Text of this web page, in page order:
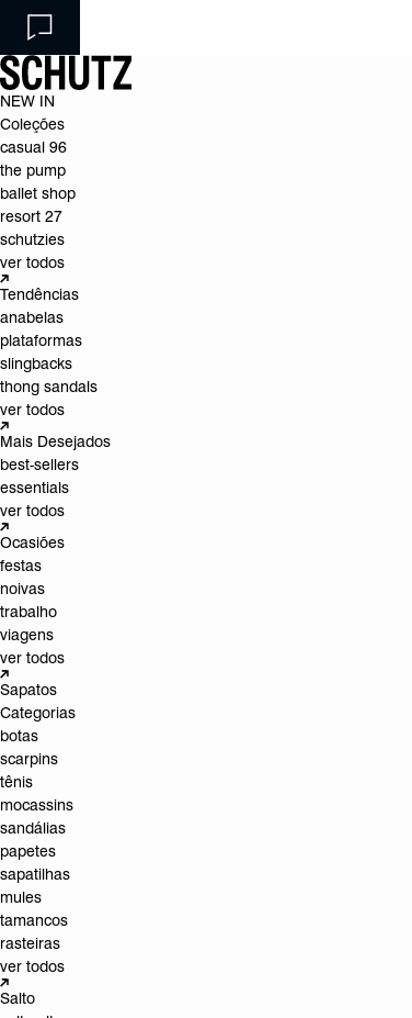
NEW IN
Coleções
casual 96
the pump
ballet shop
resort 27
schutzies
ver todos
Tendências
anabelas
plataformas
slingbacks
thong sandals
ver todos
Mais Desejados
best-sellers
essentials
ver todos
Ocasiões
festas
noivas
trabalho
viagens
ver todos
Sapatos
Categorias
botas
scarpins
tênis
mocassins
sandálias
papetes
sapatilhas
mules
tamancos
rasteiras
ver todos
Salto